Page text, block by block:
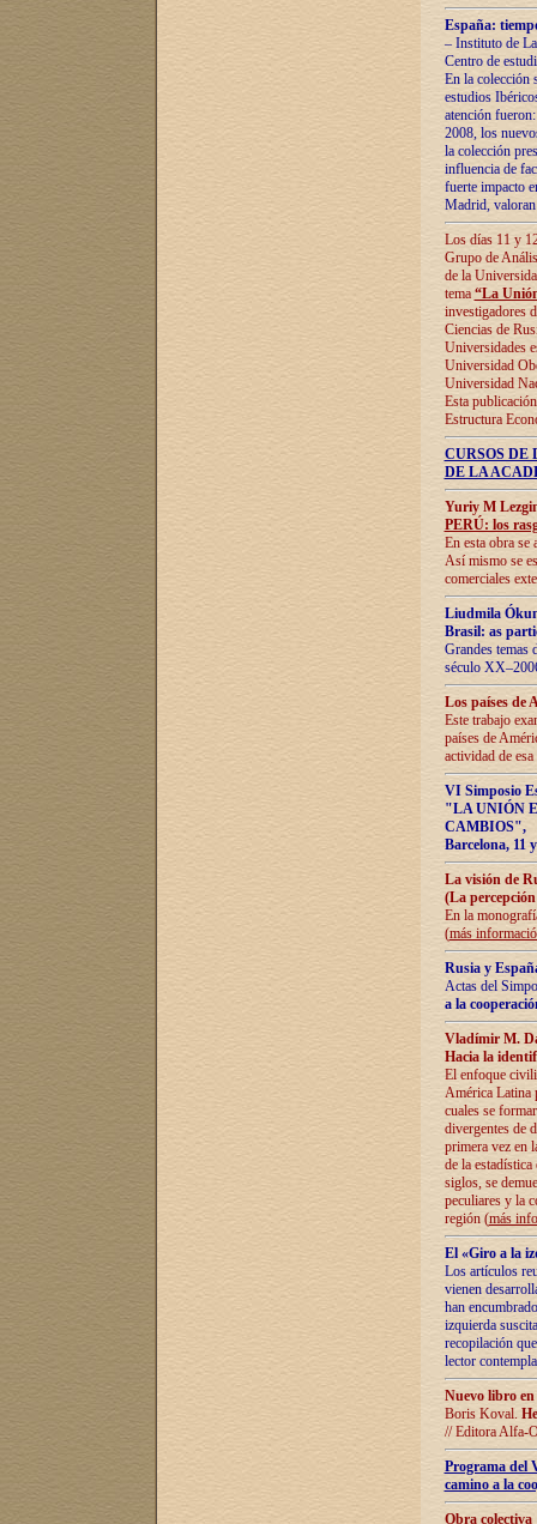
España:
– Instituto de
Centro de
En la colección
estudios
atención
2008, los
la colección
influencia de
fuerte impacto
Madrid,
Los días 11 y
Grupo de
de la
tema “La
investigadores
Ciencias de
Universidades
Universidad
Universidad
Esta
Estructura
CURSOS
DE LA
Yuriy M
PERÚ: los
En esta obra se
Así mismo se
comerciales
Liudmila
Brasil: as
Grandes temas
século
Los países de
Este trabajo
países de
actividad de
VI Simposio
"LA UNIÓN
CAMBIOS",
Barcelona, 11
La visión de
(La
En la
(más
Rusia y
Actas del
a la
Vladímir M.
Hacia la
El enfoque
América Latina
cuales se
divergentes de
primera vez en
de la
siglos, se
peculiares y la
región (más
El «Giro a la
Los artículos
vienen
han
izquierda
recopilación
lector
Nuevo libro
Boris Koval.
// Editora Alfa-
Programa del
camino a la
Obra